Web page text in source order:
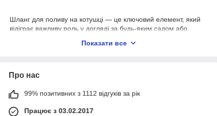
Шланг для поливу на котушці — це ключовий елемент, який
відіграє важливу роль у догляді за будь-яким садом або
ефективність при поливі рослин, що є критично важливим
вам легко доставити воду до рослин на ділянці. Завдяки
забезпечує його довговічність та запобігає заплутуванню.
Крім того, шланг для поливу на котушці допомагає
Показати все
Про нас
99% позитивних з 1112 відгуків за рік
Працює з 03.02.2017